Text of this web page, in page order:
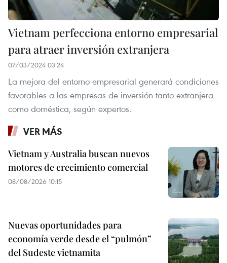
Vietnam perfecciona entorno empresarial
para atraer inversión extranjera
07/03/2024 03:24
La mejora del entorno empresarial generará condiciones
favorables a las empresas de inversión tanto extranjera
como doméstica, según expertos.
VER MÁS
Vietnam y Australia buscan nuevos
motores de crecimiento comercial
08/08/2026 10:15
Nuevas oportunidades para
economía verde desde el “pulmón”
del Sudeste vietnamita